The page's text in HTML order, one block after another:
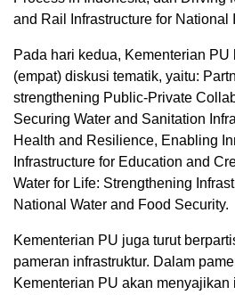
and Rail Infrastructure for National
Pada hari kedua, Kementerian
(empat) diskusi tematik, yaitu:
strengthening Public-Private
Securing Water and Sanitation
Health and Resilience, Enabling
Infrastructure for Education and
Water for Life: Strengthening
National Water and Food Security.
Kementerian PU juga turut
pameran infrastruktur. Dalam
Kementerian PU akan menyajikan